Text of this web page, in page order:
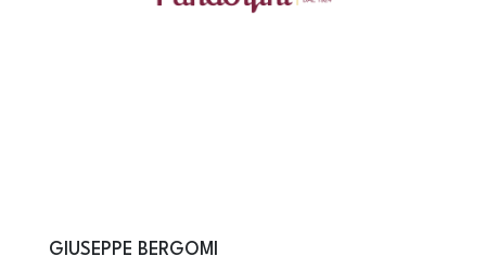
GIUSEPPE BERGOMI